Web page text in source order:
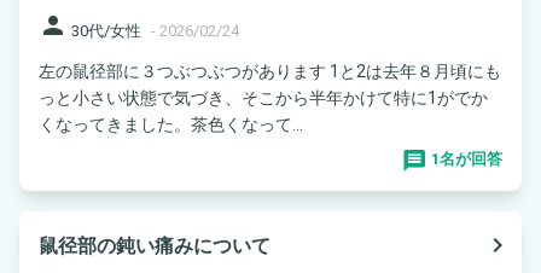
person 30代/女性 - 2026/02/24
左の鼠径部に３つぶつぶつがあります 1と2は去年８月頃にも
っと小さい状態で気づき、そこから半年かけて特に1がでか
くなってきました。茶色くなって...
1名が回答
鼠径部の鈍い痛みについて
navigate_next